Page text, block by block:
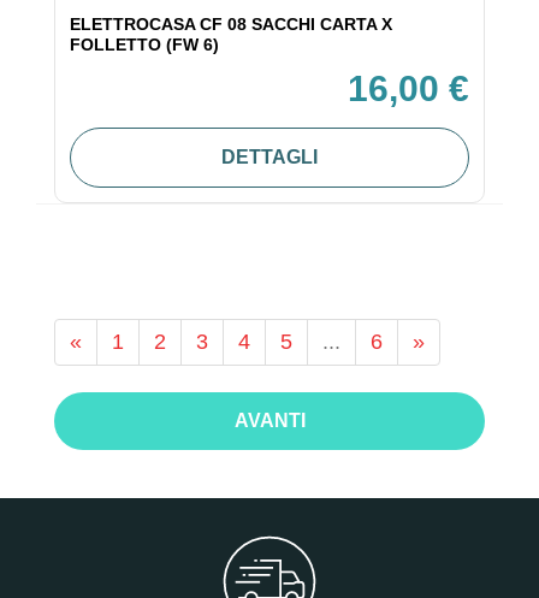
ELETTROCASA CF 08 SACCHI CARTA X
FOLLETTO (FW 6)
16,00 €
DETTAGLI
« 1 2 3 4 5 ... 6 »
AVANTI